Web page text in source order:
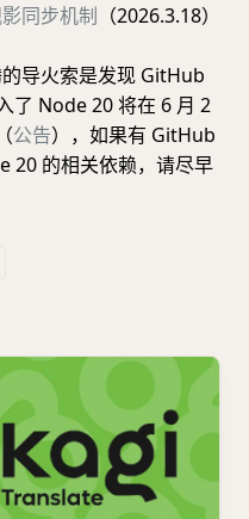
同步机制 （2026.3.18）
导火索是发现 GitHub
了 Node 20 将在 6 月 2
公告），如果有 GitHub
20 的相关依赖，请尽早